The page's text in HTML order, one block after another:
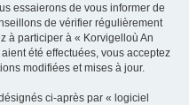
essaierons de vous informer de
de vérifier régulièrement
à participer à « Korvigelloù An
été effectuées, vous acceptez
modifiées et mises à jour.
ci-après par « logiciel